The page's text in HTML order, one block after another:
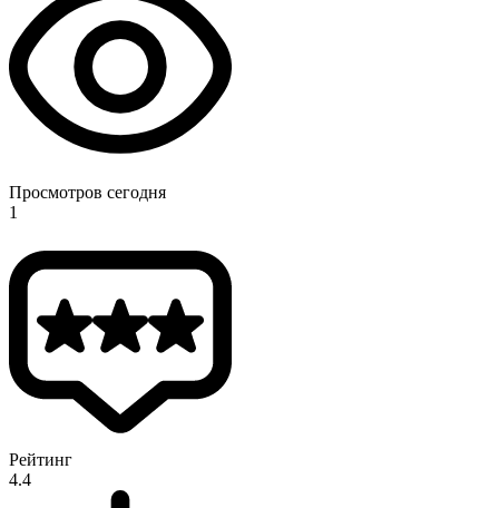
Просмотров сегодня
1
Рейтинг
4.4